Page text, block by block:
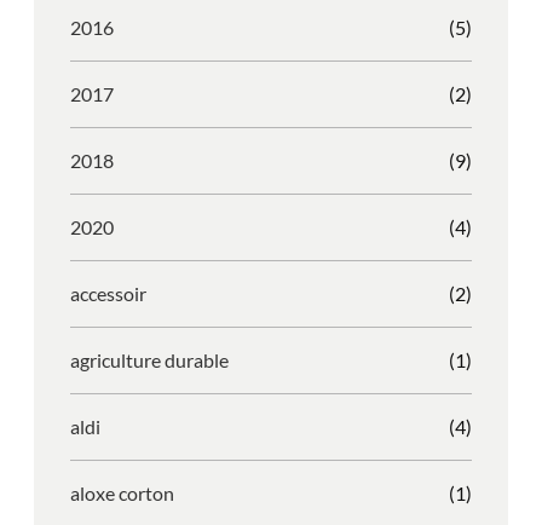
2016 (5)
2017 (2)
2018 (9)
2020 (4)
accessoir (2)
agriculture durable (1)
aldi (4)
aloxe corton (1)